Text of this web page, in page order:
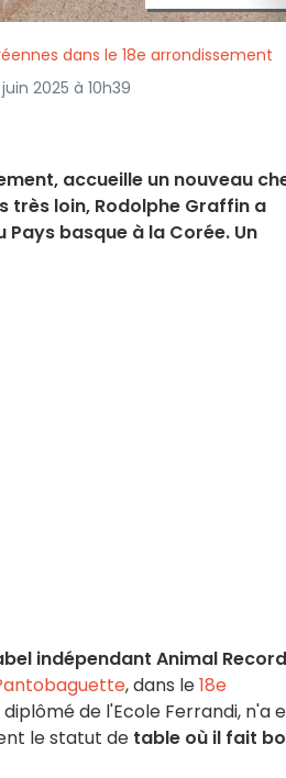
dans le 18e arrondissement
2025 à 10h39
accueille un nouveau
très loin, Rodolphe Graffin a
basque à la Corée. Un
indépendant Animal
, dans le18e
diplômé de l'Ecole Ferrandi, n'a
le statut de table où il fait